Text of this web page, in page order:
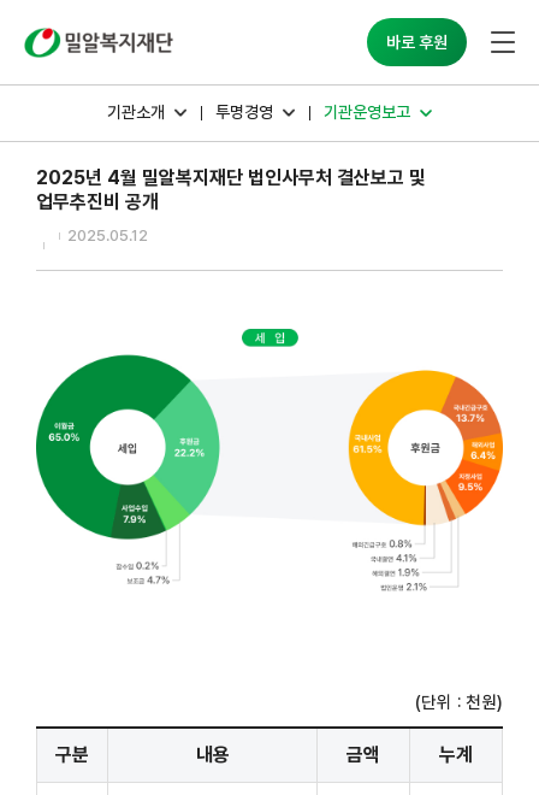
바로 후원
기관소개 투명경영 기관운영보고
2025년 4월 밀알복지재단 법인사무처 결산보고 및
업무추진비 공개
2025.05.12
(단위 : 천원)
구분 내용 금액 누계